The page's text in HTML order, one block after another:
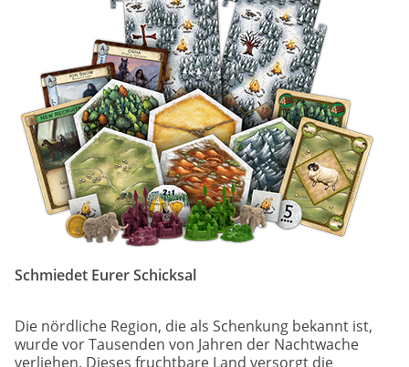
Schmiedet Eurer Schicksal
Die nördliche Region, die als Schenkung bekannt ist,
wurde vor Tausenden von Jahren der Nachtwache
verliehen. Dieses fruchtbare Land versorgt die